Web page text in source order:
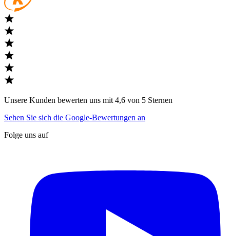
Unsere Kunden bewerten uns mit 4,6 von 5 Sternen
Sehen Sie sich die Google-Bewertungen an
Folge uns auf